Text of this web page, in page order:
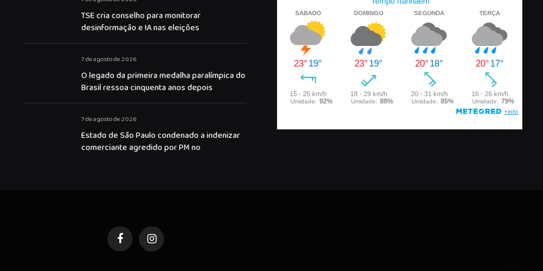
TSE cria conselho para monitorar
desinformação e IA nas eleições
7 de agosto de 2026
O legado da primeira medalha paralímpica do
Brasil ressoa cinquenta anos depois
7 de agosto de 2026
Estado de São Paulo condenado a indenizar
comerciante agredido por PM no
FacebookInstagram